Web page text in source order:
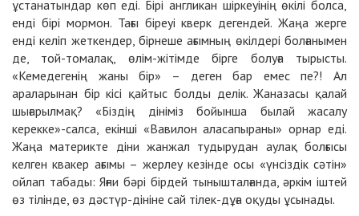
ұстанатындар көп еді. Бірі англикан шіркеуінің өкілі болса,
енді бірі мормон. Тағы біреуі кверк дегендей. Жаңа жерге
енді келіп жеткендер, бірнеше ағымның өкілдері болғанымен
де, той-томалақ, өлім-жітімде бірге болуға тырысты.
«Кемедегенің жаны бір» – деген бар емес пе?! Ал
араларынан бір кісі қайтыс болды делік. Жаназасы қалай
шығарылмақ? «Біздің дініміз бойынша былай жасалу
керекке»-салса, екінші «Вавилон аласапыраны» орнар еді.
Жаңа материкте діни жанжал тудырудан аулақ болғысы
келген квакер ағымы – жерлеу кезінде осы «үнсіздік сәтін»
ойлап табады: Яғни бәрі бірдей тынышталғанда, әркім іштей
өз тілінде, өз дәстүр-дініне сай тілек-дұға оқуды ұсынады.